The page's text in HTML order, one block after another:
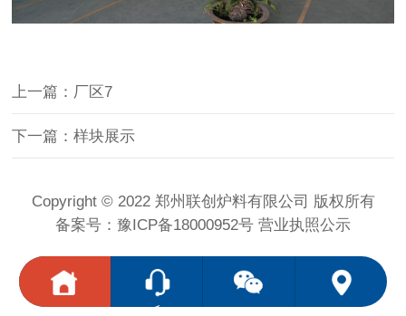
上一篇：厂区7
下一篇：样块展示
Copyright © 2022 郑州联创炉料有限公司 版权所有
备案号： 豫ICP备18000952号 营业执照公示
<